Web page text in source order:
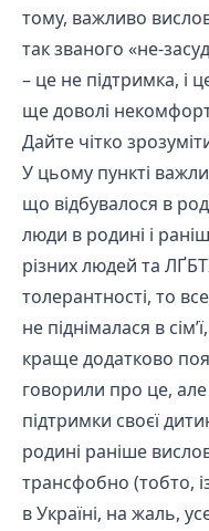
тому, важливо
так званого «не-
– це не підтримка, і
ще доволі
Дайте чітко
У цьому пункті
що відбувалося в
люди в родині і
різних людей та
толерантності, то
не піднімалася в
краще додатково
говорили про це,
підтримки своєї
родині раніше
трансфобно (тобто,
в Україні, на жаль,